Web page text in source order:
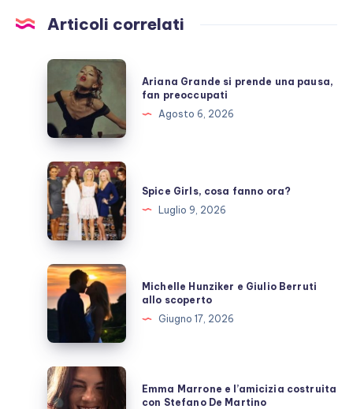
Articoli correlati
Ariana
Grande
si
prende
una
pausa,
fan
preoccupati
Ariana Grande si prende una pausa,
fan preoccupati
Agosto 6, 2026
Spice
Girls,
cosa
fanno
ora?
Spice Girls, cosa fanno ora?
Luglio 9, 2026
Michelle
Hunziker
e
Berruti
allo
scoperto
Michelle Hunziker e Giulio Berruti
allo scoperto
Giugno 17, 2026
Emma
Marrone
Emma Marrone e l’amicizia costruita
con Stefano De Martino